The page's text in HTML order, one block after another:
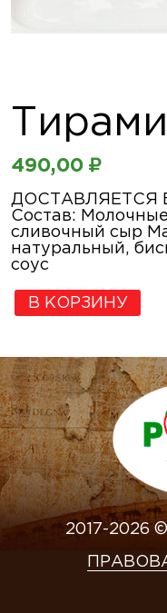
490,00 ₽
ДОСТАВЛЯЕТСЯ
Состав:
сливочный сыр
натуральный,
соус
В КОРЗИНУ
2017-2026